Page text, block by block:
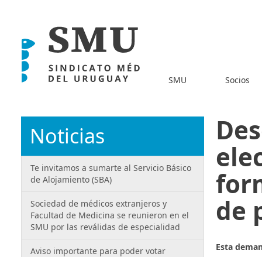
SMU Socios
de
Esta
Noticias
Te invitamos a sumarte al Servicio Básico
de Alojamiento (SBA)
Sociedad de médicos extranjeros y
Facultad de Medicina se reunieron en el
SMU por las reválidas de especialidad
Aviso importante para poder votar